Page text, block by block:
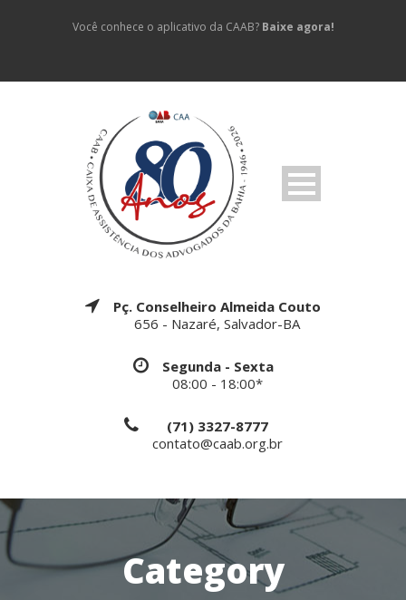
Você conhece o aplicativo da CAAB? Baixe agora!
Pç. Conselheiro Almeida Couto
656 - Nazaré, Salvador-BA
Segunda - Sexta
08:00 - 18:00*
(71) 3327-8777
contato@caab.org.br
Category